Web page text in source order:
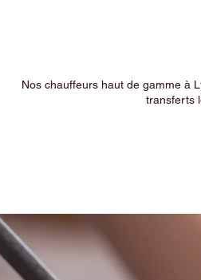
Nos chauffeurs haut de gamme à
transferts